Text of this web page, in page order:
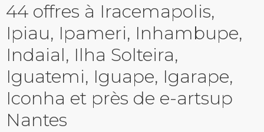
44 offres à Iracemapolis,
Ipiau, Ipameri, Inhambupe,
Indaial, Ilha Solteira,
Iguatemi, Iguape, Igarape,
Iconha et près de e-artsup
Nantes